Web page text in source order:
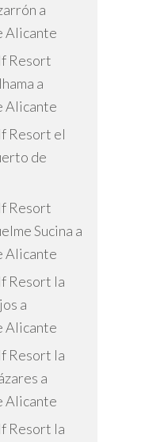
a
Alicante
Resort
a
Alicante
Resort el
de
Resort
Sucina a
Alicante
Resort la
a
Alicante
Resort la
a
Alicante
Resort la